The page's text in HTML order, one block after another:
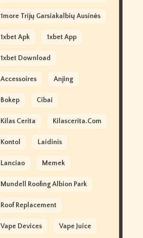
1more Trijų Garsiakalbių Ausinės
1xbet Apk 1xbet App
1xbet Download
Accessoires Anjing
Bokep Cibai
Kilas Cerita Kilascerita.com
Kontol Laidinis
Lanciao Memek
Mundell Roofing Albion Park
Roof Replacement
Vape Devices Vape Juice